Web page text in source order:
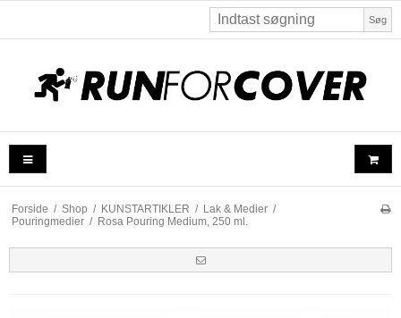
Søg
Forside / Shop / KUNSTARTIKLER / Lak & Medier /
Pouringmedier / Rosa Pouring Medium, 250 ml.